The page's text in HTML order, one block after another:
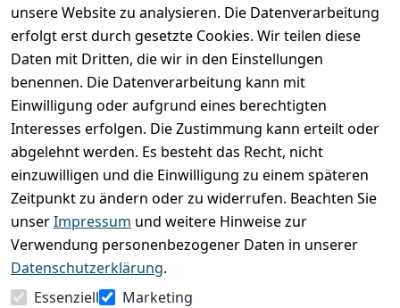
Kundenrezensionen
Durchschnittliche Bewertung
0
Basierend auf 0 Bewertung(en)
Bewertung abgeben
5
( 0 )
4
( 0 )
3
( 0 )
2
( 0 )
1
unsere Website zu analysieren. Die Datenverarbeitung
erfolgt erst durch gesetzte Cookies. Wir teilen diese
Daten mit Dritten, die wir in den Einstellungen
benennen. Die Datenverarbeitung kann mit
Einwilligung oder aufgrund eines berechtigten
Interesses erfolgen. Die Zustimmung kann erteilt oder
abgelehnt werden. Es besteht das Recht, nicht
einzuwilligen und die Einwilligung zu einem späteren
Zeitpunkt zu ändern oder zu widerrufen. Beachten Sie
unserImpressum und weitere Hinweise zur
Verwendung personenbezogener Daten in unserer
Datenschutzerklärung.
Essenziell
Marketing